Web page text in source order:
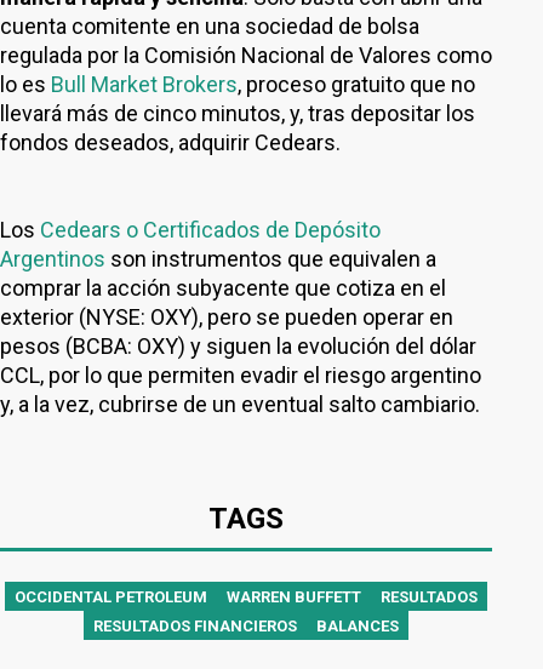
cuenta comitente en una sociedad de bolsa
regulada por la Comisión Nacional de Valores como
lo es Bull Market Brokers, proceso gratuito que no
llevará más de cinco minutos, y, tras depositar los
fondos deseados, adquirir Cedears.
Los Cedears o Certificados de Depósito
Argentinos son instrumentos que equivalen a
comprar la acción subyacente que cotiza en el
exterior (NYSE: OXY), pero se pueden operar en
pesos (BCBA: OXY) y siguen la evolución del dólar
CCL, por lo que permiten evadir el riesgo argentino
y, a la vez, cubrirse de un eventual salto cambiario.
TAGS
OCCIDENTAL PETROLEUM WARREN BUFFETT
RESULTADOS
RESULTADOS FINANCIEROS
BALANCES